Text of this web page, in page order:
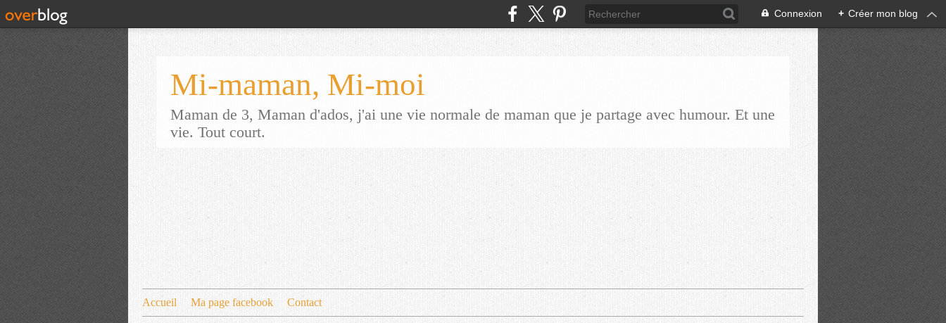
Connexion + Créer mon blog
Mi-maman, Mi-moi
Maman de 3, Maman d'ados, j'ai une vie normale de maman que je partage avec humour. Et une
vie. Tout court.
Accueil Ma page facebook Contact